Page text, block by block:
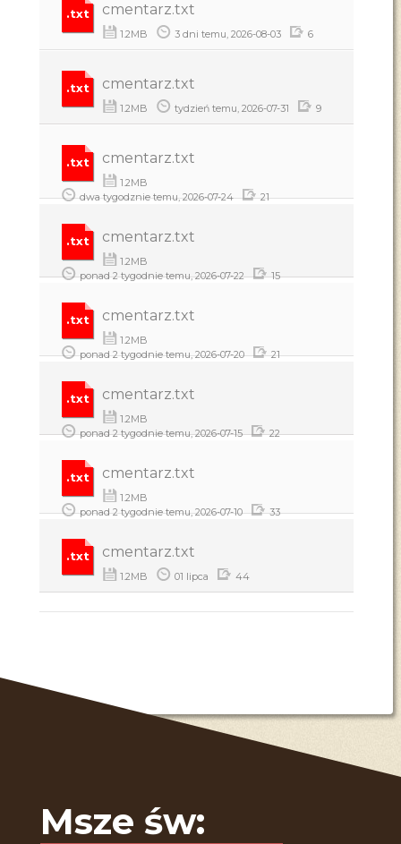
.txt cmentarz.txt
1.2MB 3 dni temu, 2026-08-03 6
.txt cmentarz.txt
1.2MB tydzień temu, 2026-07-31 9
.txt cmentarz.txt
1.2MB
dwa tygodznie temu, 2026-07-24
21
.txt cmentarz.txt
1.2MB
ponad 2 tygodnie temu, 2026-07-22
15
.txt cmentarz.txt
1.2MB
ponad 2 tygodnie temu, 2026-07-20
21
.txt cmentarz.txt
1.2MB
ponad 2 tygodnie temu, 2026-07-15
22
.txt cmentarz.txt
1.2MB
ponad 2 tygodnie temu, 2026-07-10
33
.txt cmentarz.txt
1.2MB 01 lipca 44
Msze św: